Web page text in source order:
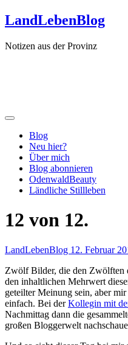
Zum
Inhalt
LandLebenBlog
Notizen aus der Provinz
Blog
Neu hier?
Über mich
Blog abonnieren
OdenwaldBeauty
Ländliche Stillleben
12 von 12.
LandLebenBlog 12. Februar
Zwölf Bilder, die den Zwölften
den inhaltlichen Mehrwert
geteilter Meinung sein, aber
einfach. Bei derKollegin mit
Nachmittag dann die
großen Bloggerwelt